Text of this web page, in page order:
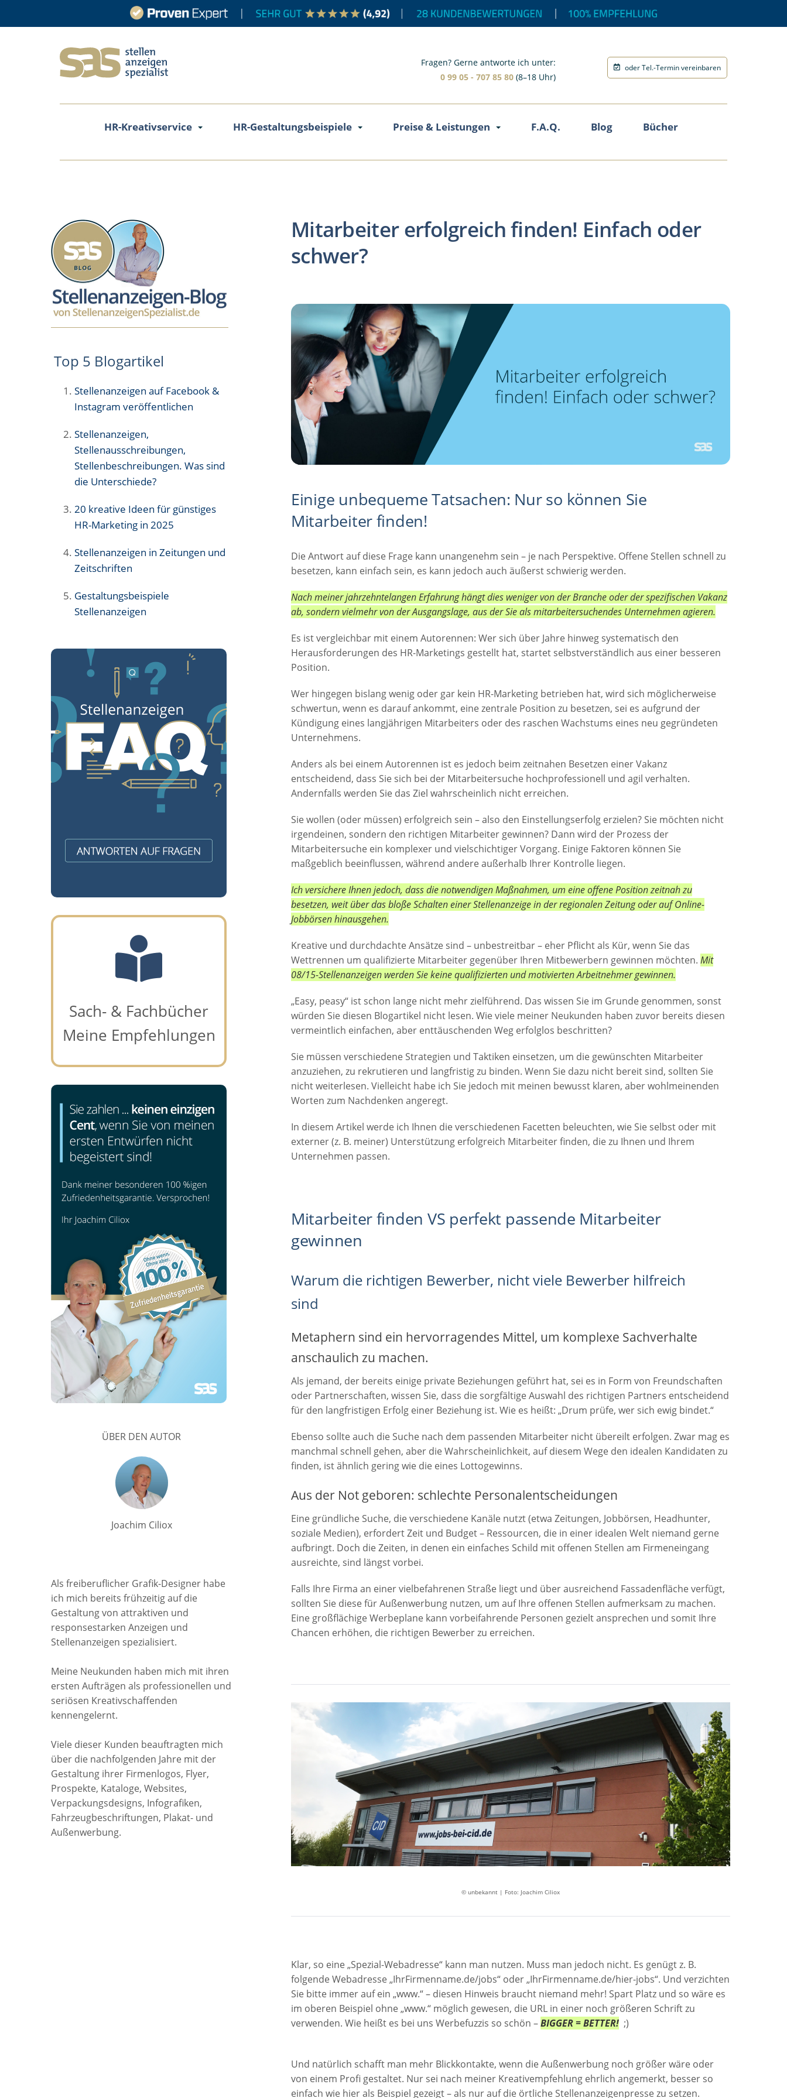
Fragen? Gerne antworte ich unter:
0 99 05 - 707 85 80 (8–18 Uhr)
oder Tel.-Termin vereinbaren
HR-Kreativservice HR-Gestaltungsbeispiele Preise & Leistungen F.A.Q. Blog Bücher
Top 5 Blogartikel
Stellenanzeigen auf Facebook &
Instagram veröffentlichen
Stellenanzeigen,
Stellenausschreibungen,
Stellenbeschreibungen. Was sind
die Unterschiede?
20 kreative Ideen für günstiges
HR-Marketing in 2025
Stellenanzeigen in Zeitungen und
Zeitschriften
Gestaltungsbeispiele
Stellenanzeigen
Sach- & Fachbücher
Meine Empfehlungen
ÜBER DEN AUTOR
Joachim Ciliox
Als freiberuflicher Grafik-Designer habe
ich mich bereits frühzeitig auf die
Gestaltung von attraktiven und
responsestarken Anzeigen und
Stellenanzeigen spezialisiert.
Meine Neukunden haben mich mit ihren
ersten Aufträgen als professionellen und
seriösen Kreativschaffenden
kennengelernt.
Viele dieser Kunden beauftragten mich
über die nachfolgenden Jahre mit der
Gestaltung ihrer Firmenlogos, Flyer,
Prospekte, Kataloge, Websites,
Verpackungsdesigns, Infografiken,
Fahrzeugbeschriftungen, Plakat- und
Außenwerbung.
Mitarbeiter erfolgreich finden! Einfach oder
schwer?
Einige unbequeme Tatsachen: Nur so können Sie
Mitarbeiter finden!
Die Antwort auf diese Frage kann unangenehm sein – je nach Perspektive. Offene Stellen schnell zu
besetzen, kann einfach sein, es kann jedoch auch äußerst schwierig werden.
Nach meiner jahrzehntelangen Erfahrung hängt dies weniger von der Branche oder der spezifischen Vakanz
ab, sondern vielmehr von der Ausgangslage, aus der Sie als mitarbeitersuchendes Unternehmen agieren.
Es ist vergleichbar mit einem Autorennen: Wer sich über Jahre hinweg systematisch den
Herausforderungen des HR-Marketings gestellt hat, startet selbstverständlich aus einer besseren
Position.
Wer hingegen bislang wenig oder gar kein HR-Marketing betrieben hat, wird sich möglicherweise
schwertun, wenn es darauf ankommt, eine zentrale Position zu besetzen, sei es aufgrund der
Kündigung eines langjährigen Mitarbeiters oder des raschen Wachstums eines neu gegründeten
Unternehmens.
Anders als bei einem Autorennen ist es jedoch beim zeitnahen Besetzen einer Vakanz
entscheidend, dass Sie sich bei der Mitarbeitersuche hochprofessionell und agil verhalten.
Andernfalls werden Sie das Ziel wahrscheinlich nicht erreichen.
Sie wollen (oder müssen) erfolgreich sein – also den Einstellungserfolg erzielen? Sie möchten nicht
irgendeinen, sondern den richtigen Mitarbeiter gewinnen? Dann wird der Prozess der
Mitarbeitersuche ein komplexer und vielschichtiger Vorgang. Einige Faktoren können Sie
maßgeblich beeinflussen, während andere außerhalb Ihrer Kontrolle liegen.
Ich versichere Ihnen jedoch, dass die notwendigen Maßnahmen, um eine offene Position zeitnah zu
besetzen, weit über das bloße Schalten einer Stellenanzeige in der regionalen Zeitung oder auf Online-
Jobbörsen hinausgehen.
Kreative und durchdachte Ansätze sind – unbestreitbar – eher Pflicht als Kür, wenn Sie das
Wettrennen um qualifizierte Mitarbeiter gegenüber Ihren Mitbewerbern gewinnen möchten. Mit
08/15-Stellenanzeigen werden Sie keine qualifizierten und motivierten Arbeitnehmer gewinnen.
„Easy, peasy“ ist schon lange nicht mehr zielführend. Das wissen Sie im Grunde genommen, sonst
würden Sie diesen Blogartikel nicht lesen. Wie viele meiner Neukunden haben zuvor bereits diesen
vermeintlich einfachen, aber enttäuschenden Weg erfolglos beschritten?
Sie müssen verschiedene Strategien und Taktiken einsetzen, um die gewünschten Mitarbeiter
anzuziehen, zu rekrutieren und langfristig zu binden. Wenn Sie dazu nicht bereit sind, sollten Sie
nicht weiterlesen. Vielleicht habe ich Sie jedoch mit meinen bewusst klaren, aber wohlmeinenden
Worten zum Nachdenken angeregt.
In diesem Artikel werde ich Ihnen die verschiedenen Facetten beleuchten, wie Sie selbst oder mit
externer (z. B. meiner) Unterstützung erfolgreich Mitarbeiter finden, die zu Ihnen und Ihrem
Unternehmen passen.
Mitarbeiter finden VS perfekt passende Mitarbeiter
gewinnen
Warum die richtigen Bewerber, nicht viele Bewerber hilfreich
sind
Metaphern sind ein hervorragendes Mittel, um komplexe Sachverhalte
anschaulich zu machen.
Als jemand, der bereits einige private Beziehungen geführt hat, sei es in Form von Freundschaften
oder Partnerschaften, wissen Sie, dass die sorgfältige Auswahl des richtigen Partners entscheidend
für den langfristigen Erfolg einer Beziehung ist. Wie es heißt: „Drum prüfe, wer sich ewig bindet.“
Ebenso sollte auch die Suche nach dem passenden Mitarbeiter nicht übereilt erfolgen. Zwar mag es
manchmal schnell gehen, aber die Wahrscheinlichkeit, auf diesem Wege den idealen Kandidaten zu
finden, ist ähnlich gering wie die eines Lottogewinns.
Aus der Not geboren: schlechte Personalentscheidungen
Eine gründliche Suche, die verschiedene Kanäle nutzt (etwa Zeitungen, Jobbörsen, Headhunter,
soziale Medien), erfordert Zeit und Budget – Ressourcen, die in einer idealen Welt niemand gerne
aufbringt. Doch die Zeiten, in denen ein einfaches Schild mit offenen Stellen am Firmeneingang
ausreichte, sind längst vorbei.
Falls Ihre Firma an einer vielbefahrenen Straße liegt und über ausreichend Fassadenfläche verfügt,
sollten Sie diese für Außenwerbung nutzen, um auf Ihre offenen Stellen aufmerksam zu machen.
Eine großflächige Werbeplane kann vorbeifahrende Personen gezielt ansprechen und somit Ihre
Chancen erhöhen, die richtigen Bewerber zu erreichen.
© unbekannt | Foto: Joachim Ciliox
Klar, so eine „Spezial-Webadresse“ kann man nutzen. Muss man jedoch nicht. Es genügt z. B.
folgende Webadresse „IhrFirmenname.de/jobs“ oder „IhrFirmenname.de/hier-jobs“. Und verzichten
Sie bitte immer auf ein „www.“ – diesen Hinweis braucht niemand mehr! Spart Platz und so wäre es
im oberen Beispiel ohne „www.“ möglich gewesen, die URL in einer noch größeren Schrift zu
verwenden. Wie heißt es bei uns Werbefuzzis so schön –BIGGER = BETTER! ;)
Und natürlich schafft man mehr Blickkontakte, wenn die Außenwerbung noch größer wäre oder
von einem Profi gestaltet. Nur sei nach meiner Kreativempfehlung ehrlich angemerkt, besser so
einfach wie hier als Beispiel gezeigt – als nur auf die örtliche Stellenanzeigenpresse zu setzen.